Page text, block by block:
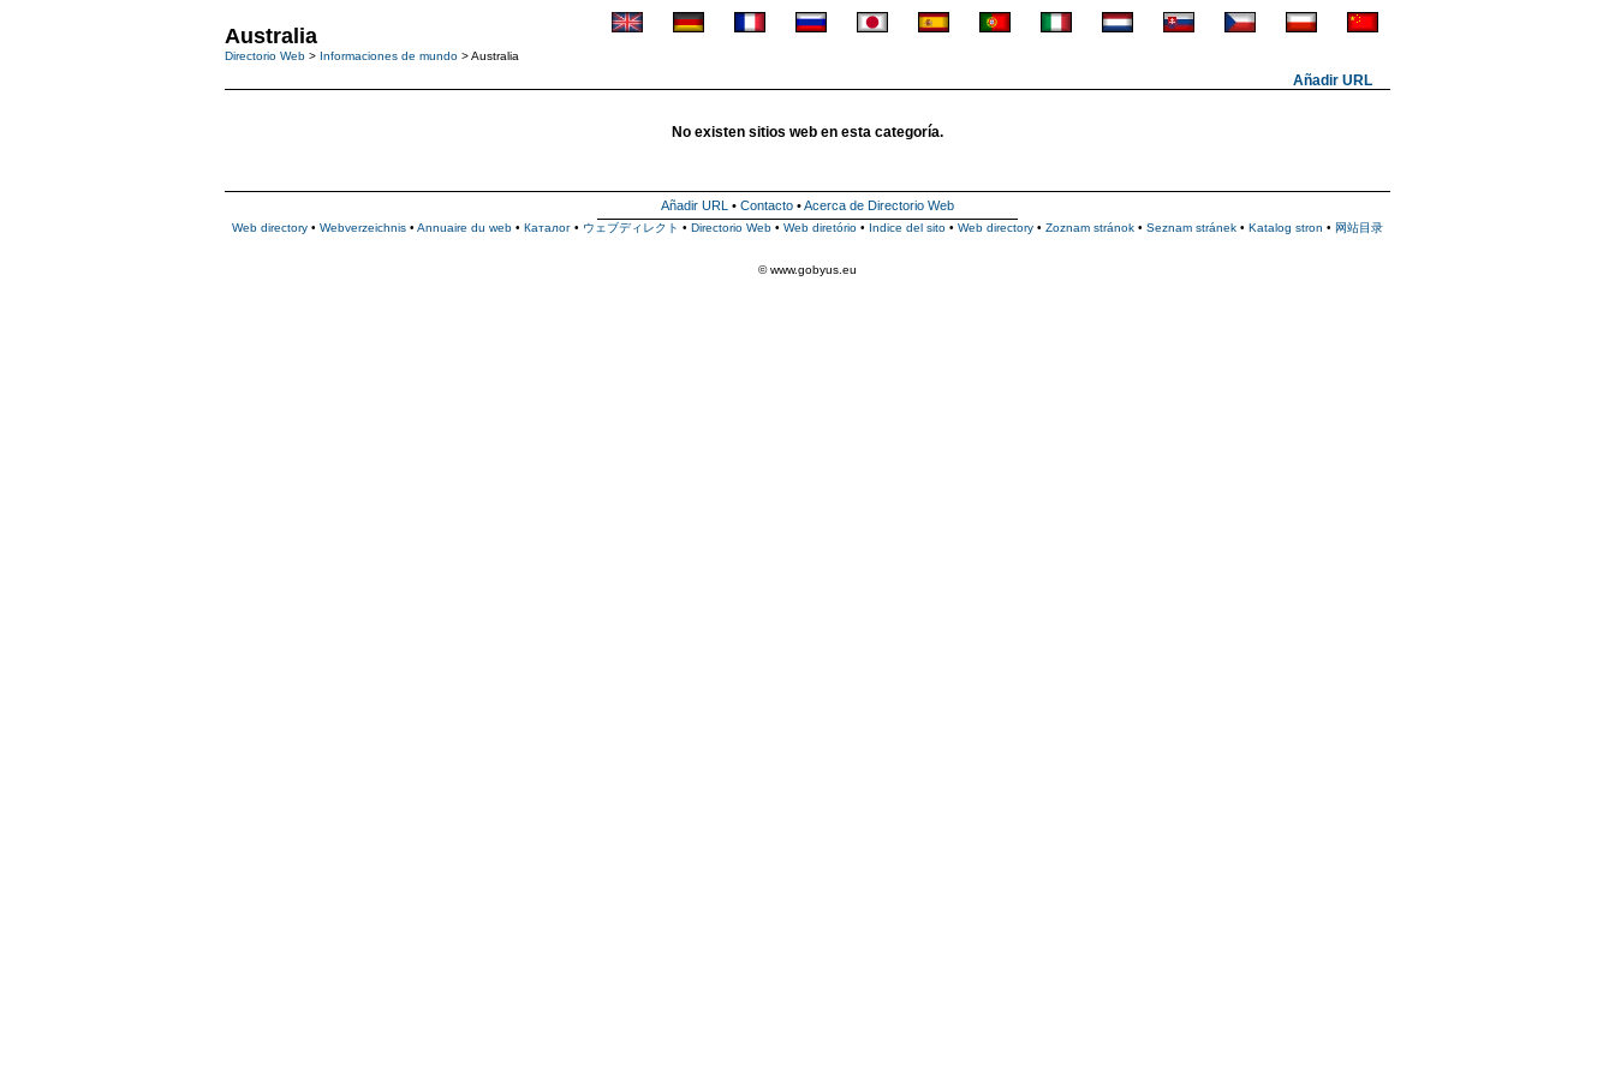
Australia
Directorio Web > Informaciones de mundo > Australia
Añadir URL
No existen sitios web en esta categoría.
Añadir URL • Contacto •Acerca de Directorio Web
Web directory • Webverzeichnis • Annuaire du web • Каталог • ウェブディレクト • Directorio Web • Web diretório • Indice del sito • Web directory • Zoznam stránok • Seznam stránek • Katalog stron • 网站目录
© www.gobyus.eu